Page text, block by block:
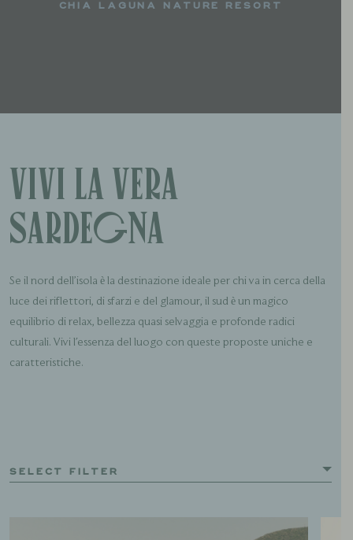
CHIA LAGUNA NATURE RESORT
Vivi la vera
Sardegna
Se il nord dell’isola è la destinazione ideale per chi va in cerca della
luce dei riflettori, di sfarzi e del glamour, il sud è un magico
equilibrio di relax, bellezza quasi selvaggia e profonde radici
culturali. Vivi l'essenza del luogo con queste proposte uniche e
caratteristiche.
SELECT FILTER